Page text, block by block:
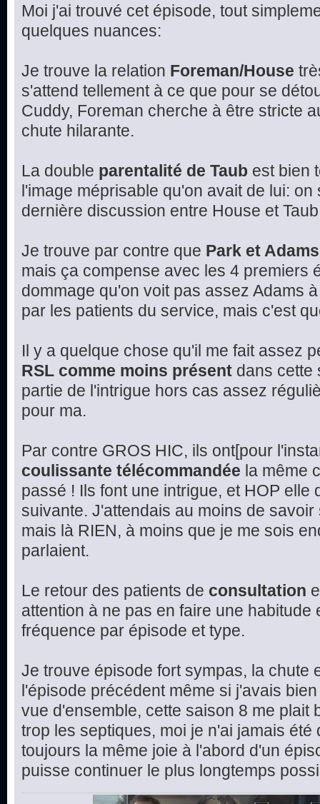
Moi j'ai trouvé cet épisode, tout
quelques nuances:
Je trouve la relation Foreman/House
s'attend tellement à ce que pour se
Cuddy, Foreman cherche à être stricte
chute hilarante.
La double parentalité de Taub est bien
l'image méprisable qu'on avait de lui:
dernière discussion entre House et
Je trouve par contre que Park et Adams
mais ça compense avec les 4 premiers
dommage qu'on voit pas assez Adams
par les patients du service, mais c'est
Il y a quelque chose qu'il me fait assez
RSL comme moins présent dans cette
partie de l'intrigue hors cas assez
pour ma.
Par contre GROS HIC, ils ont[pour
coulissante télécommandée la même
passé ! Ils font une intrigue, et HOP elle
suivante. J'attendais au moins de
mais là RIEN, à moins que je me sois
parlaient.
Le retour des patients de consultation
attention à ne pas en faire une habitude
fréquence par épisode et type.
Je trouve épisode fort sympas, la chute
l'épisode précédent même si j'avais
vue d'ensemble, cette saison 8 me plait
trop les septiques, moi je n'ai jamais
toujours la même joie à l'abord d'un
puisse continuer le plus longtemps